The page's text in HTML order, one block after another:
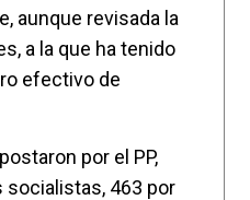
aunque revisada la
a la que ha tenido
efectivo de
por el PP,
socialistas, 463 por